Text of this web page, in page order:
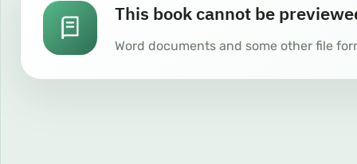
This book cannot be
Word documents and some other file